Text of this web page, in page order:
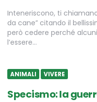
Inteneriscono, ti
da cane” citando il
però cedere perché
l’essere…
ANIMALI VIVERE
Specismo: la